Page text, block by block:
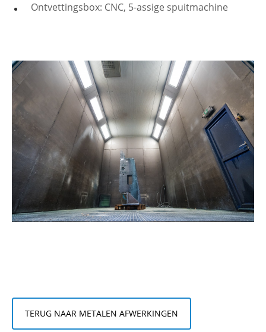
Ontvettingsbox: CNC, 5-assige spuitmachine
TERUG NAAR METALEN AFWERKINGEN